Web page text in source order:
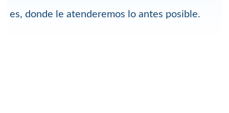
es, donde le atenderemos lo antes posible.